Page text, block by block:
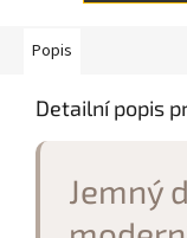
Popis
Detailní popis
Jemný